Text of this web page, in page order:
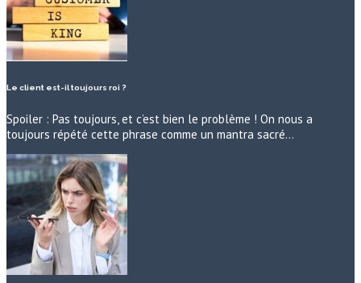
Le client est-il toujours roi ?
Spoiler : Pas toujours, et c’est bien le problème ! On nous a
toujours répété cette phrase comme un mantra sacré…